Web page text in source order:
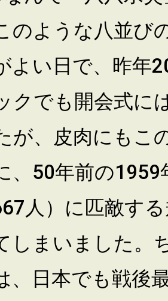
のような八並び
よい日で、昨年
クでも開会式に
が、皮肉にもこ
、50年前の1959
人）に匹敵す
しまいました。
、日本でも戦後